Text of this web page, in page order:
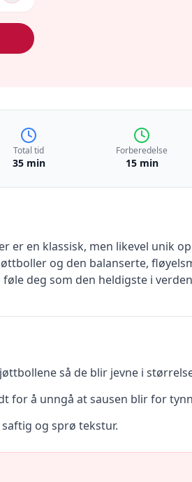
Total tid
35 min
Forberedelse
15 min
er en klassisk, men likevel unik
og den balanserte,
deg som den heldigste i
så de blir jevne i
for å unngå at sausen blir for
og sprø tekstur.